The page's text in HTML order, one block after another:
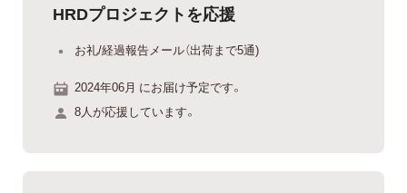
HRDプロジェクトを応援
お礼/経過報告メール（出荷まで5通)
2024年06月 にお届け予定です。
8人が応援しています。